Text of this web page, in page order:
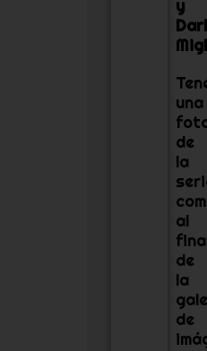
y
una
de
la
al
de
la
de